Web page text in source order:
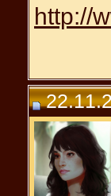
http://